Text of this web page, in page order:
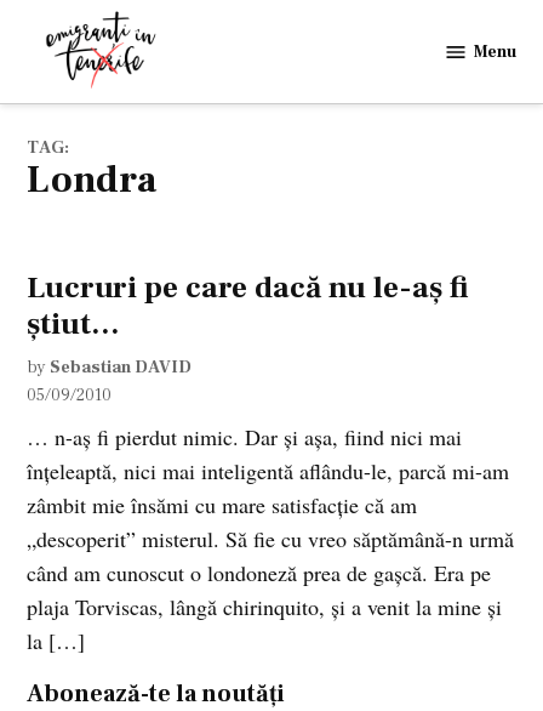
in
Menu
TAG:
Londra
Lucruri pe care dacă nu le-aş fi
ştiut…
by Sebastian DAVID
05/09/2010
… n-aş fi pierdut nimic. Dar şi aşa, fiind nici mai
înţeleaptă, nici mai inteligentă aflându-le, parcă mi-am
zâmbit mie însămi cu mare satisfacţie că am
„descoperit” misterul. Să fie cu vreo săptămână-n urmă
când am cunoscut o londoneză prea de gaşcă. Era pe
plaja Torviscas, lângă chirinquito, şi a venit la mine şi
la […]
Abonează-te la noutăți